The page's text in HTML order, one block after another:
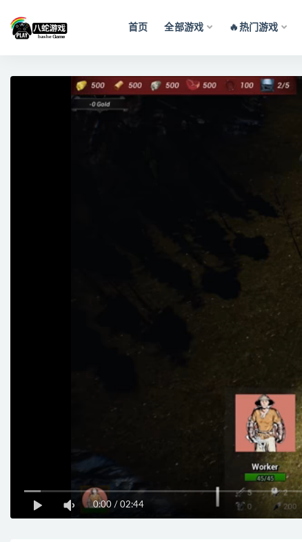
首页 全部游戏 🔥热门游戏
0:00 / 02:44